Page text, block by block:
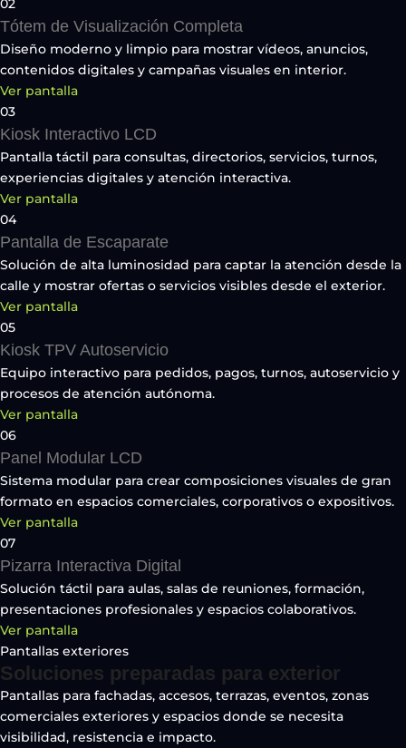
02
Tótem de Visualización Completa
Diseño moderno y limpio para mostrar vídeos, anuncios,
contenidos digitales y campañas visuales en interior.
Ver pantalla
03
Kiosk Interactivo LCD
Pantalla táctil para consultas, directorios, servicios, turnos,
experiencias digitales y atención interactiva.
Ver pantalla
04
Pantalla de Escaparate
Solución de alta luminosidad para captar la atención desde la
calle y mostrar ofertas o servicios visibles desde el exterior.
Ver pantalla
05
Kiosk TPV Autoservicio
Equipo interactivo para pedidos, pagos, turnos, autoservicio y
procesos de atención autónoma.
Ver pantalla
06
Panel Modular LCD
Sistema modular para crear composiciones visuales de gran
formato en espacios comerciales, corporativos o expositivos.
Ver pantalla
07
Pizarra Interactiva Digital
Solución táctil para aulas, salas de reuniones, formación,
presentaciones profesionales y espacios colaborativos.
Ver pantalla
Pantallas exteriores
Soluciones preparadas para exterior
Pantallas para fachadas, accesos, terrazas, eventos, zonas
comerciales exteriores y espacios donde se necesita
visibilidad, resistencia e impacto.